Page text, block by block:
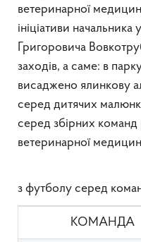
ветеринарної
ініціативи
Григоровича
заходів, а саме: в
висаджено ялинкову
серед дитячих
серед збірних
ветеринарної
з футболу серед
КОМАНДА